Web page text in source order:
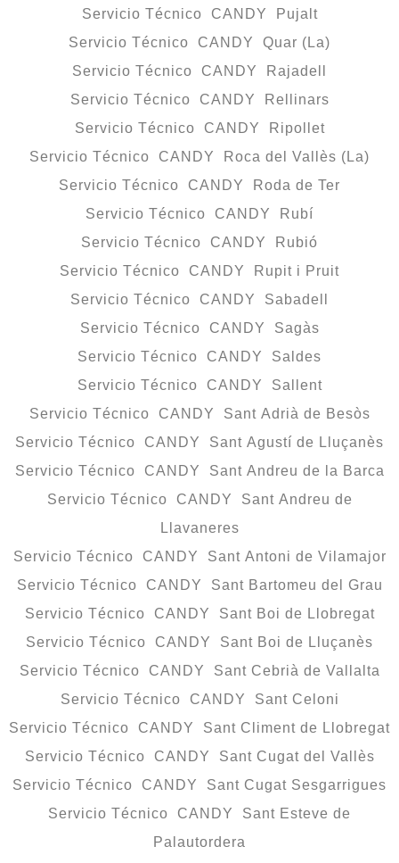
Servicio Técnico CANDY Pujalt
Servicio Técnico CANDY Quar (La)
Servicio Técnico CANDY Rajadell
Servicio Técnico CANDY Rellinars
Servicio Técnico CANDY Ripollet
Servicio Técnico CANDY Roca del Vallès (La)
Servicio Técnico CANDY Roda de Ter
Servicio Técnico CANDY Rubí
Servicio Técnico CANDY Rubió
Servicio Técnico CANDY Rupit i Pruit
Servicio Técnico CANDY Sabadell
Servicio Técnico CANDY Sagàs
Servicio Técnico CANDY Saldes
Servicio Técnico CANDY Sallent
Servicio Técnico CANDY Sant Adrià de Besòs
Servicio Técnico CANDY Sant Agustí de Lluçanès
Servicio Técnico CANDY Sant Andreu de la Barca
Servicio Técnico CANDY Sant Andreu de
Llavaneres
Servicio Técnico CANDY Sant Antoni de Vilamajor
Servicio Técnico CANDY Sant Bartomeu del Grau
Servicio Técnico CANDY Sant Boi de Llobregat
Servicio Técnico CANDY Sant Boi de Lluçanès
Servicio Técnico CANDY Sant Cebrià de Vallalta
Servicio Técnico CANDY Sant Celoni
Servicio Técnico CANDY Sant Climent de Llobregat
Servicio Técnico CANDY Sant Cugat del Vallès
Servicio Técnico CANDY Sant Cugat Sesgarrigues
Servicio Técnico CANDY Sant Esteve de
Palautordera